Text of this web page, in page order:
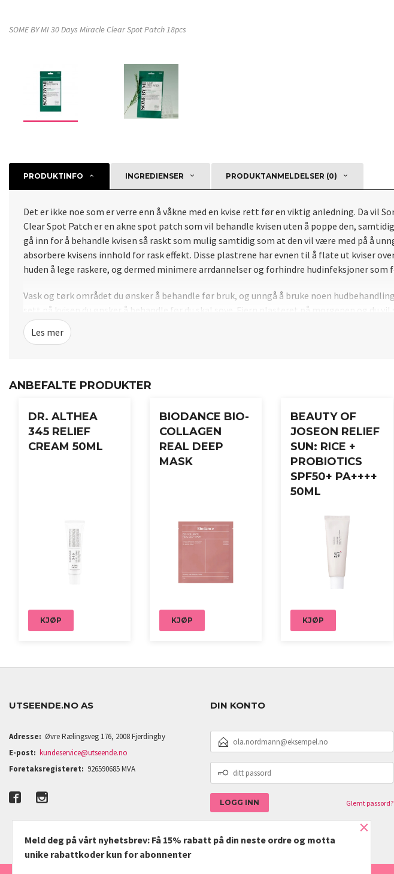
SOME BY MI 30 Days Miracle Clear Spot Patch 18pcs
PRODUKTINFO INGREDIENSER PRODUKTANMELDELSER (0)
Det er ikke noe som er verre enn å våkne med en kvise rett før en viktig anledning. Da vil
Clear Spot Patch er en akne spot patch som vil behandle kvisen uten å poppe den,
gå inn for å behandle kvisen så raskt som mulig samtidig som at den vil være med på å
absorbere kvisens innhold for rask effekt. Disse plastrene har evnen til å flate ut kviser
huden å lege raskere, og dermed minimere arrdannelser og forhindre hudinfeksjoner som
Vask og tørk området du ønsker å behandle før bruk, og unngå å bruke noen
sett på kvisen du ønsker å behandle før du skal sove. Fjern plasteret på morgenen og du
(10mm*9ea + 12mm*9ea)
Les mer
ANBEFALTE PRODUKTER
DR. ALTHEA
345 RELIEF
CREAM 50ML
KJØP
BIODANCE BIO-
COLLAGEN
REAL DEEP
MASK
KJØP
BEAUTY OF
JOSEON RELIEF
SUN: RICE +
PROBIOTICS
SPF50+ PA++++
50ML
KJØP
UTSEENDE.NO AS
Adresse: Øvre Rælingsveg 176, 2008 Fjerdingby
E-post: kundeservice@utseende.no
Foretaksregisteret: 926590685 MVA
DIN KONTO
POSTADRESSE
PASSORD
Glemt passord?
×
Meld deg på vårt nyhetsbrev: Få 15% rabatt på din neste ordre og motta
unike rabattkoder kun for abonnenter